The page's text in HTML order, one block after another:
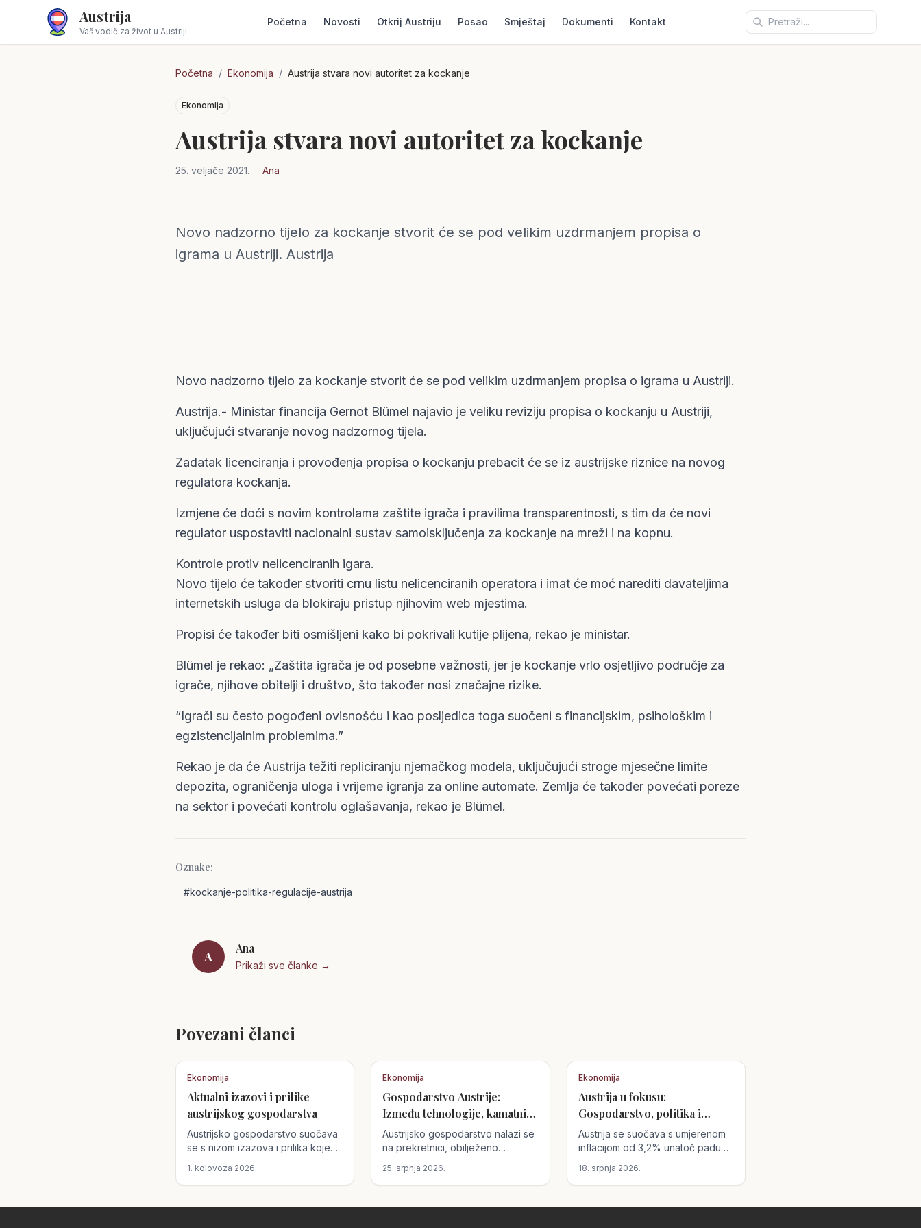
Austrija
Vaš vodič za život u Austriji
Početna Novosti Otkrij Austriju Posao Smještaj Dokumenti Kontakt
Početna / Ekonomija / Austrija stvara novi autoritet za kockanje
Ekonomija
Austrija stvara novi autoritet za kockanje
25. veljače 2021. · Ana
Austrija
Novo nadzorno tijelo za kockanje stvorit će se pod velikim uzdrmanjem propisa o
igrama u Austriji. Austrija
Novo nadzorno tijelo za kockanje stvorit će se pod velikim uzdrmanjem propisa o igrama u Austriji.
Austrija.- Ministar financija Gernot Blümel najavio je veliku reviziju propisa o kockanju u Austriji,
uključujući stvaranje novog nadzornog tijela.
Zadatak licenciranja i provođenja propisa o kockanju prebacit će se iz austrijske riznice na novog
regulatora kockanja.
Izmjene će doći s novim kontrolama zaštite igrača i pravilima transparentnosti, s tim da će novi
regulator uspostaviti nacionalni sustav samoisključenja za kockanje na mreži i na kopnu.
Kontrole protiv nelicenciranih igara.
Novo tijelo će također stvoriti crnu listu nelicenciranih operatora i imat će moć narediti davateljima
internetskih usluga da blokiraju pristup njihovim web mjestima.
Propisi će također biti osmišljeni kako bi pokrivali kutije plijena, rekao je ministar.
Blümel je rekao: „Zaštita igrača je od posebne važnosti, jer je kockanje vrlo osjetljivo područje za
igrače, njihove obitelji i društvo, što također nosi značajne rizike.
“Igrači su često pogođeni ovisnošću i kao posljedica toga suočeni s financijskim, psihološkim i
egzistencijalnim problemima.”
Rekao je da će Austrija težiti repliciranju njemačkog modela, uključujući stroge mjesečne limite
depozita, ograničenja uloga i vrijeme igranja za online automate. Zemlja će također povećati poreze
na sektor i povećati kontrolu oglašavanja, rekao je Blümel.
Oznake:
#kockanje-politika-regulacije-austrija
A
Ana
Prikaži sve članke →
Povezani članci
Ekonomija
Aktualni izazovi i prilike
austrijskog gospodarstva
Austrijsko gospodarstvo suočava
se s nizom izazova i prilika koje
ekonomske uvjete. Nedostatak
kvalificirane radne snage otvara
1. kolovoza 2026.
Ekonomija
Gospodarstvo Austrije:
Između tehnologije, kamatnih
stopa i poslovnih strategija
Austrijsko gospodarstvo nalazi se
na prekretnici, obilježeno
strateškim poslovnim odlukama.
Ključne promjene uključuju
25. srpnja 2026.
Ekonomija
Austrija u fokusu:
Gospodarstvo, politika i
putovanja
Austrija se suočava s umjerenom
inflacijom od 3,2% unatoč padu
zrakoplovnih karata utječu na
inflaciju. Politička scena
18. srpnja 2026.